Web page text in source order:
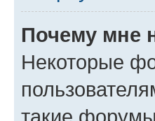
Почему мне
Некоторые